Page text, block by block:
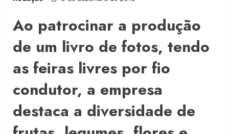
Ao patrocinar a produção
de um livro de fotos, tendo
as feiras livres por fio
condutor, a empresa
destaca a diversidade de